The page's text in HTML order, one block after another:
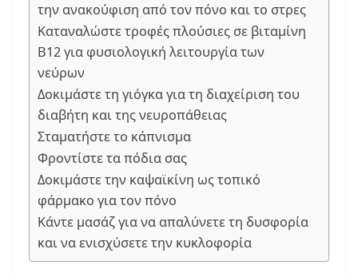
την ανακούφιση από τον πόνο και το στρες
Καταναλώστε τροφές πλούσιες σε βιταμίνη
Β12 για φυσιολογική λειτουργία των
νεύρων
Δοκιμάστε τη γιόγκα για τη διαχείριση του
διαβήτη και της νευροπάθειας
Σταματήστε το κάπνισμα
Φροντίστε τα πόδια σας
Δοκιμάστε την καψαϊκίνη ως τοπικό
φάρμακο για τον πόνο
Κάντε μασάζ για να απαλύνετε τη δυσφορία
και να ενισχύσετε την κυκλοφορία